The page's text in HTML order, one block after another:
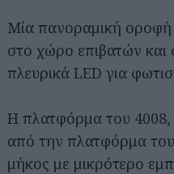
Μία πανοραμική οροφή
στο χώρο επιβατών
πλευρικά LED για
Η πλατφόρμα του 4008,
από την πλατφόρμα του
μήκος με μικρότερο